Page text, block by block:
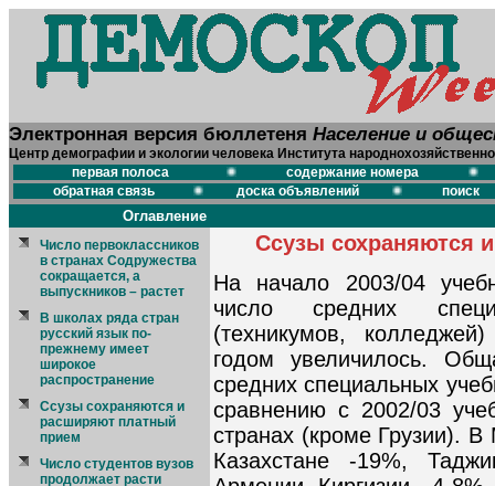
Электронная версия бюллетеня Население и
Центр демографии и экологии человека Института
первая полоса
содержание номера
обратная связь
доска объявлений поиск
Оглавление
Число первоклассников
в странах Содружества
сокращается, а
выпускников – растет
В школах ряда стран
русский язык по-
прежнему имеет
широкое
распространение
Ссузы сохраняются и
расширяют платный
прием
Число студентов вузов
продолжает расти
Ссузы сохраняются
На начало 2003/04
число средних
(техникумов,
годом увеличилось.
средних специальных
сравнению с 2002/03
странах (кроме Грузии).
Казахстане -19%,